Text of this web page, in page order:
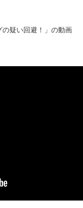
の疑い回避！」の動画